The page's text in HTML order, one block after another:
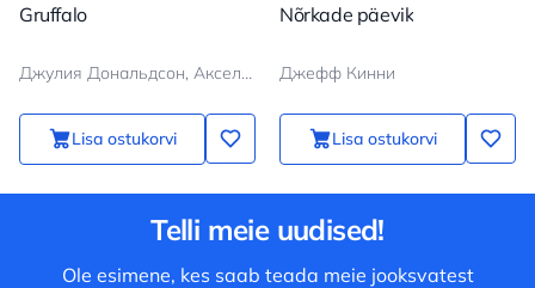
Gruffalo
Джулия Дональдсон, Аксель Шеффлер
Lisa ostukorvi
Nõrkade päevik
Джефф Кинни
Lisa ostukorvi
Telli meie uudised!
Ole esimene, kes saab teada meie jooksvatest